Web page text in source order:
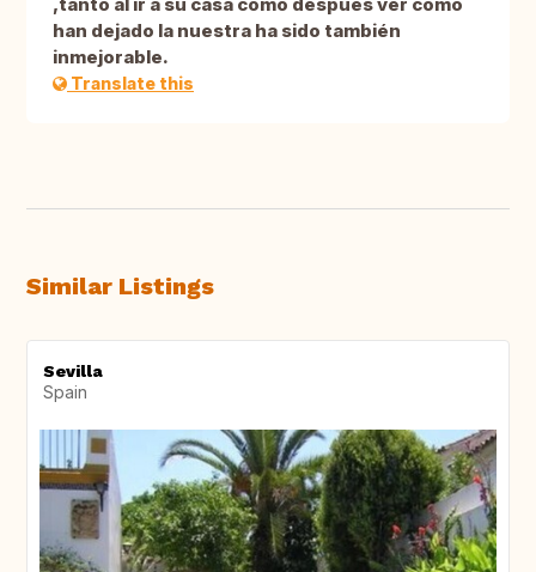
,tanto al ir a su casa como despues ver cómo
han dejado la nuestra ha sido también
inmejorable.
Translate this
Similar Listings
Sevilla
Spain